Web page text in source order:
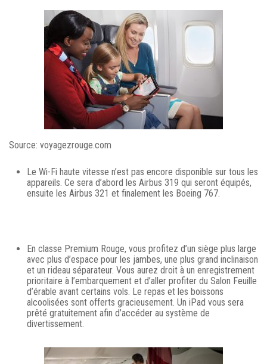
Source: voyagezrouge.com
Le Wi-Fi haute vitesse n’est pas encore disponible sur tous les
appareils. Ce sera d’abord les Airbus 319 qui seront équipés,
ensuite les Airbus 321 et finalement les Boeing 767.
En classe Premium Rouge, vous profitez d’un siège plus large
avec plus d’espace pour les jambes, une plus grand inclinaison
et un rideau séparateur. Vous aurez droit à un enregistrement
prioritaire à l’embarquement et d’aller profiter du Salon Feuille
d’érable avant certains vols. Le repas et les boissons
alcoolisées sont offerts gracieusement. Un iPad vous sera
prêté gratuitement afin d’accéder au système de
divertissement.